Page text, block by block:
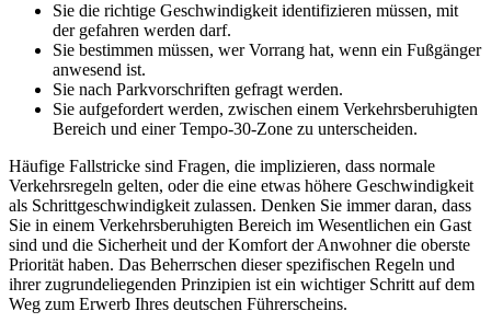
Sie die richtige Geschwindigkeit identifizieren müssen, mit
der gefahren werden darf.
Sie bestimmen müssen, wer Vorrang hat, wenn ein Fußgänger
anwesend ist.
Sie nach Parkvorschriften gefragt werden.
Sie aufgefordert werden, zwischen einem Verkehrsberuhigten
Bereich und einer Tempo-30-Zone zu unterscheiden.
Häufige Fallstricke sind Fragen, die implizieren, dass normale
Verkehrsregeln gelten, oder die eine etwas höhere Geschwindigkeit
als Schrittgeschwindigkeit zulassen. Denken Sie immer daran, dass
Sie in einem Verkehrsberuhigten Bereich im Wesentlichen ein Gast
sind und die Sicherheit und der Komfort der Anwohner die oberste
Priorität haben. Das Beherrschen dieser spezifischen Regeln und
ihrer zugrundeliegenden Prinzipien ist ein wichtiger Schritt auf dem
Weg zum Erwerb Ihres deutschen Führerscheins.